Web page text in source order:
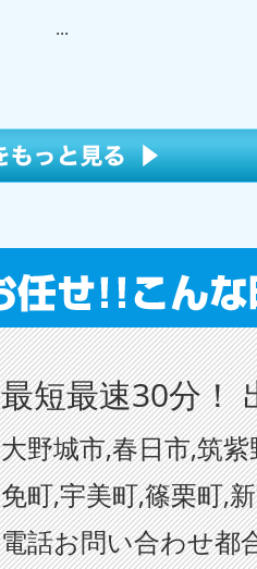
...
最短最速30分！
大野城市,春日市,筑
免町,宇美町,篠栗町,
電話お問い合わせ都